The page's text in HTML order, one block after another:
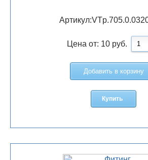
Артикул:
Цена от: 10 руб.
Добавить в корзину
Купить